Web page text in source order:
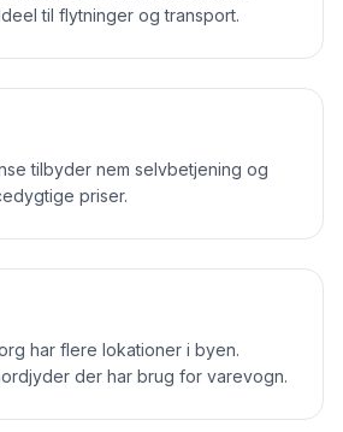
til flytninger og transport.
tilbyder nem selvbetjening og
priser.
har flere lokationer i byen.
der har brug for varevogn.